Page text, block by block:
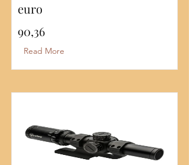
euro
90,36
Read More